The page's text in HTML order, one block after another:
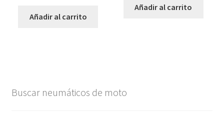
Añadir al carrito
Añadir al carrito
Buscar neumáticos de moto